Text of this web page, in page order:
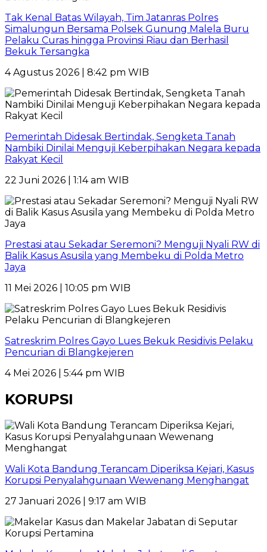
Tak Kenal Batas Wilayah, Tim Jatanras Polres
Simalungun Bersama Polsek Gunung Malela Buru
Pelaku Curas hingga Provinsi Riau dan Berhasil
Bekuk Tersangka
4 Agustus 2026 | 8:42 pm WIB
Pemerintah Didesak Bertindak, Sengketa Tanah
Nambiki Dinilai Menguji Keberpihakan Negara kepada
Rakyat Kecil
22 Juni 2026 | 1:14 am WIB
Prestasi atau Sekadar Seremoni? Menguji Nyali RW di
Balik Kasus Asusila yang Membeku di Polda Metro
Jaya
11 Mei 2026 | 10:05 pm WIB
Satreskrim Polres Gayo Lues Bekuk Residivis Pelaku
Pencurian di Blangkejeren
4 Mei 2026 | 5:44 pm WIB
KORUPSI
Wali Kota Bandung Terancam Diperiksa Kejari, Kasus
Korupsi Penyalahgunaan Wewenang Menghangat
27 Januari 2026 | 9:17 am WIB